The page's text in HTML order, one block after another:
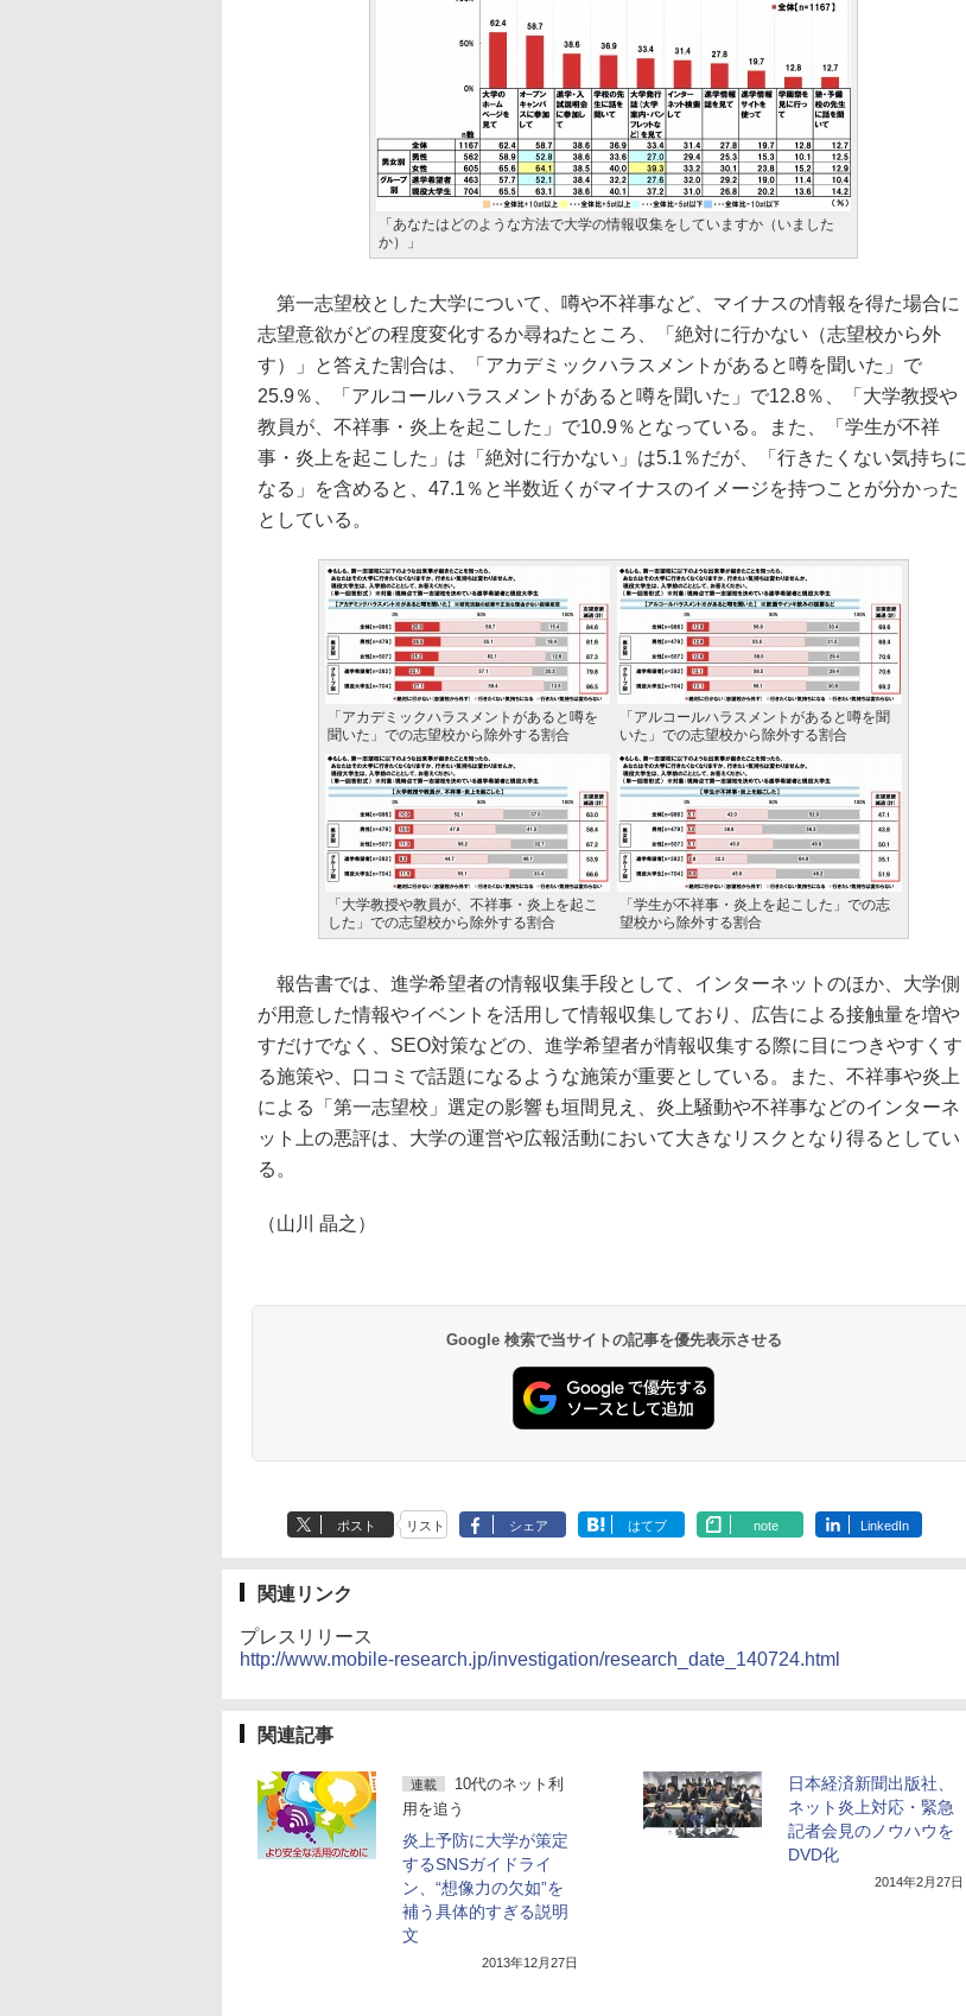
「あなたはどのような方法で大学の情報収集をしていますか（いました
か）」
第一志望校とした大学について、噂や不祥事など、マイナスの情報を得た場合に
志望意欲がどの程度変化するか尋ねたところ、「絶対に行かない（志望校から外
す）」と答えた割合は、「アカデミックハラスメントがあると噂を聞いた」で
25.9％、「アルコールハラスメントがあると噂を聞いた」で12.8％、「大学教授や
教員が、不祥事・炎上を起こした」で10.9％となっている。また、「学生が不祥
事・炎上を起こした」は「絶対に行かない」は5.1％だが、「行きたくない気持ちに
なる」を含めると、47.1％と半数近くがマイナスのイメージを持つことが分かった
としている。
「アカデミックハラスメントがあると噂を
聞いた」での志望校から除外する割合
「アルコールハラスメントがあると噂を聞
いた」での志望校から除外する割合
「大学教授や教員が、不祥事・炎上を起こ
した」での志望校から除外する割合
「学生が不祥事・炎上を起こした」での志
望校から除外する割合
報告書では、進学希望者の情報収集手段として、インターネットのほか、大学側
が用意した情報やイベントを活用して情報収集しており、広告による接触量を増や
すだけでなく、SEO対策などの、進学希望者が情報収集する際に目につきやすくす
る施策や、口コミで話題になるような施策が重要としている。また、不祥事や炎上
による「第一志望校」選定の影響も垣間見え、炎上騒動や不祥事などのインターネ
ット上の悪評は、大学の運営や広報活動において大きなリスクとなり得るとしてい
る。
（山川 晶之）
Google 検索で当サイトの記事を優先表示させる
ポスト リスト シェア はてブ note LinkedIn
関連リンク
プレスリリース
http://www.mobile-research.jp/investigation/research_date_140724.html
関連記事
連載
10代のネット利
用を追う
炎上予防に大学が策定
するSNSガイドライ
ン、“想像力の欠如”を
補う具体的すぎる説明
文
2013年12月27日
日本経済新聞出版社、
ネット炎上対応・緊急
記者会見のノウハウを
DVD化
2014年2月27日